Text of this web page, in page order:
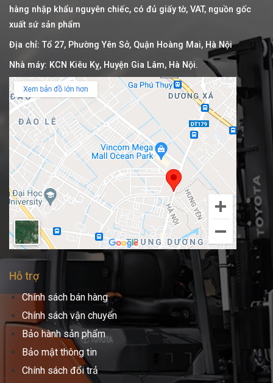
hàng nhập khẩu nguyên chiếc, có đủ giấy tờ, VAT, nguồn gốc
xuất sứ sản phẩm
Địa chỉ: Tổ 27, Phường Yên Sở, Quận Hoàng Mai, Hà Nội
Nhà máy: KCN Kiêu Kỵ, Huyện Gia Lâm, Hà Nội.
Hỗ trợ
Chính sách bán hàng
Chính sách vận chuyển
Bảo hành sản phẩm
Bảo mật thông tin
Chính sách đổi trả